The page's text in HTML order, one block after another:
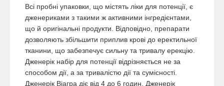
Всі пробні упаковки, що містять ліки для потенції, є
дженериками з такими ж активними інгредієнтами,
що й оригінальні продукти. Відповідно, препарати
дозволяють збільшити приплив крові до еректильної
тканини, що забезпечує сильну та тривалу ерекцію.
Дженерік набір для потенції відрізняється не за
способом дії, а за тривалістю дії та сумісності.
Дженерік Віагра діє від 4 до 6 годин, Дженерік